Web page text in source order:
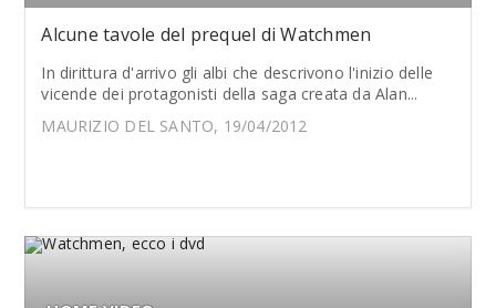
Alcune tavole del prequel di Watchmen
In dirittura d'arrivo gli albi che descrivono l'inizio delle
vicende dei protagonisti della saga creata da Alan...
MAURIZIO DEL SANTO, 19/04/2012